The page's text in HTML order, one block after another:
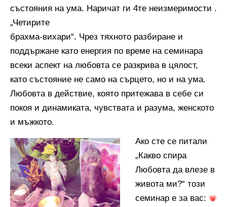
състояния на ума. Наричат ги 4те неизмеримости .
„Четирите
брахма-вихари“. Чрез тяхното разбиране и
поддържане като енергия по време на семинара
всеки аспект на любовта се разкрива в цялост,
като състояние не само на сърцето, но и на ума.
Любовта в действие, която притежава в себе си
покоя и динамиката, чувствата и разума, женското
и мъжкото.
Ако сте се питали
„Какво спира
Любовта да влезе в
живота ми?“ този
семинар е за вас: